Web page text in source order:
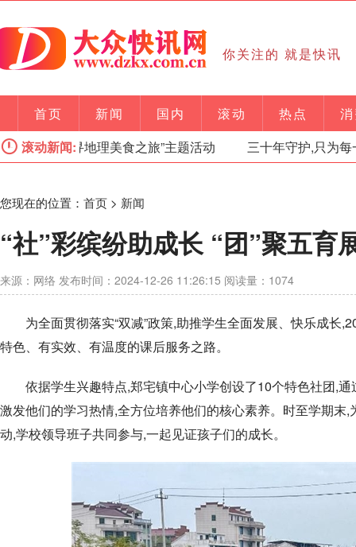
你关注的 就是快讯
首页 新闻 国内 滚动 热点
滚动新闻:
举办 “探寻地理美食之旅”主题活动 三十年守护,只为每
您现在的位置： 首页 > 新闻
“社”彩缤纷助成长 “团”聚五育
来源：网络 发布时间：2024-12-26 11:26:15 阅读量：1074
为全面贯彻落实“双减”政策,助推学生全面发展、快乐成长
特色、有实效、有温度的课后服务之路。
依据学生兴趣特点,郑宅镇中心小学创设了10个特色社团,
激发他们的学习热情,全方位培养他们的核心素养。时至学期
动,学校领导班子共同参与,一起见证孩子们的成长。